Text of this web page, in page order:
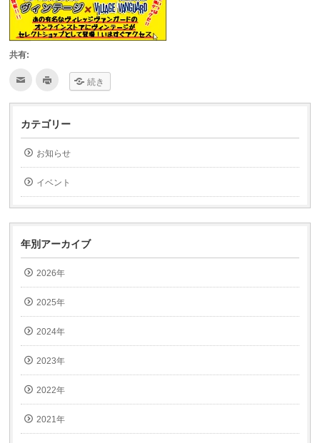
共有:
ク
て
友
達
へ
メ
で
送
信
(新
い
ィ
ン
ド
ウ
で
ま
す)
ク
て
印
刷
し
ィ
ン
ド
ウ
開
ま
す)
続き
カテゴリー
お知らせ
イベント
年別アーカイブ
2026年
2025年
2024年
2023年
2022年
2021年